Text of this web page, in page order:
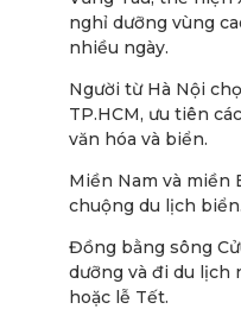
nghỉ dưỡng vùng
nhiều ngày.
Người từ Hà Nội
TP.HCM, ưu tiên
văn hóa và biển.
Miền Nam và miền
chuộng du lịch biển.
Đồng bằng sông
dưỡng và đi du lịch
hoặc lễ Tết.